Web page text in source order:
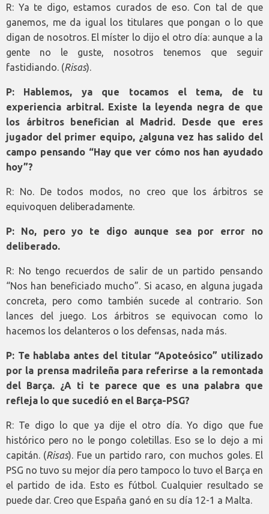
R: Ya te digo, estamos curados de eso. Con tal de que
ganemos, me da igual los titulares que pongan o lo que
digan de nosotros. El míster lo dijo el otro día: aunque a la
gente no le guste, nosotros tenemos que seguir
fastidiando. (Risas).
P: Hablemos, ya que tocamos el tema, de tu
experiencia arbitral. Existe la leyenda negra de que
los árbitros benefician al Madrid. Desde que eres
jugador del primer equipo, ¿alguna vez has salido del
campo pensando “Hay que ver cómo nos han ayudado
hoy”?
R: No. De todos modos, no creo que los árbitros se
equivoquen deliberadamente.
P: No, pero yo te digo aunque sea por error no
deliberado.
R: No tengo recuerdos de salir de un partido pensando
“Nos han beneficiado mucho”. Si acaso, en alguna jugada
concreta, pero como también sucede al contrario. Son
lances del juego. Los árbitros se equivocan como lo
hacemos los delanteros o los defensas, nada más.
P: Te hablaba antes del titular “Apoteósico” utilizado
por la prensa madrileña para referirse a la remontada
del Barça. ¿A ti te parece que es una palabra que
refleja lo que sucedió en el Barça-PSG?
R: Te digo lo que ya dije el otro día. Yo digo que fue
histórico pero no le pongo coletillas. Eso se lo dejo a mi
capitán. (Risas). Fue un partido raro, con muchos goles. El
PSG no tuvo su mejor día pero tampoco lo tuvo el Barça en
el partido de ida. Esto es fútbol. Cualquier resultado se
puede dar. Creo que España ganó en su día 12-1 a Malta.